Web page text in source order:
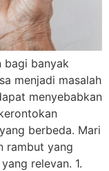
bagi banyak
menjadi masalah
menyebabkan
berbeda. Mari
rambut yang
relevan. 1.